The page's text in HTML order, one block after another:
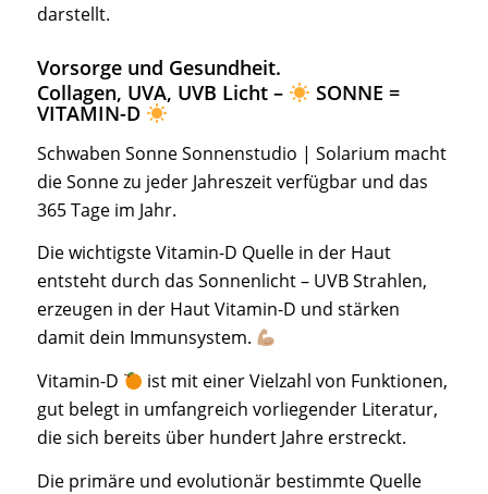
darstellt.
Vorsorge und Gesundheit.
Collagen, UVA, UVB Licht –
SONNE =
VITAMIN-D
Schwaben Sonne Sonnenstudio | Solarium macht
die Sonne zu jeder Jahreszeit verfügbar und das
365 Tage im Jahr.
Die wichtigste Vitamin-D Quelle in der Haut
entsteht durch das Sonnenlicht – UVB Strahlen,
erzeugen in der Haut Vitamin-D und stärken
damit dein Immunsystem.
Vitamin-D
ist mit einer Vielzahl von Funktionen,
gut belegt in umfangreich vorliegender Literatur,
die sich bereits über hundert Jahre erstreckt.
Die primäre und evolutionär bestimmte Quelle